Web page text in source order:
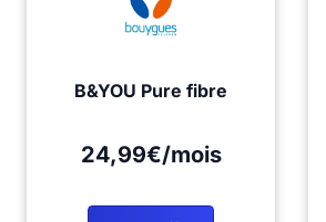
B&YOU Pure fibre
24,99€/mois